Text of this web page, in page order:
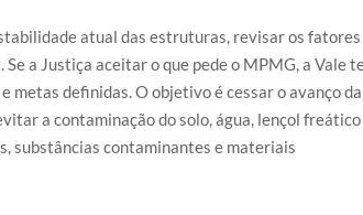
atual das estruturas, revisar os fatores
a Justiça aceitar o que pede o MPMG, a Vale
metas definidas. O objetivo é cessar o avanço da
a contaminação do solo, água, lençol freático
substâncias contaminantes e materiais